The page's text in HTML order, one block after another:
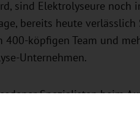
sind Elektrolyseure noch
bereits heute verlässlich
köpfigen Team und
Unternehmen.
Spezialisten beim
gerecht zu werden,